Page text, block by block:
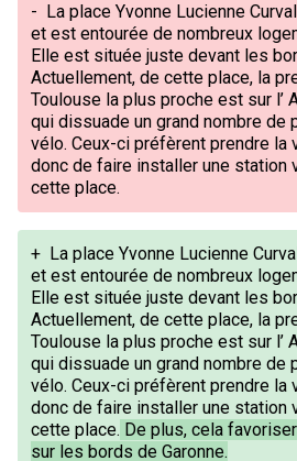
- La place Yvonne Lucienne
et est entourée de nombreux
Elle est située juste devant les
Actuellement, de cette place, la
Toulouse la plus proche est sur l’
qui dissuade un grand nombre de
vélo. Ceux-ci préfèrent prendre la
donc de faire installer une station
cette place.
+ La place Yvonne Lucienne
et est entourée de nombreux
Elle est située juste devant les
Actuellement, de cette place, la
Toulouse la plus proche est sur l’
qui dissuade un grand nombre de
vélo. Ceux-ci préfèrent prendre la
donc de faire installer une station
cette place. De plus, cela
sur les bords de Garonne.